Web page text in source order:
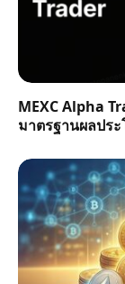
MEXC Alpha
มาตรฐานผลปร